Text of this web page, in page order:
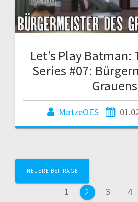
Let’s Play Batman:
Series #07:
Grauens
MatzeOES
NEUERE BEITRÄGE
Seite
1 Seite
2 Seite
3 4